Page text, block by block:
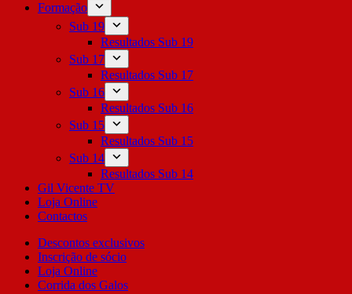
Formação
Sub 19
Resultados Sub 19
Sub 17
Resultados Sub 17
Sub 16
Resultados Sub 16
Sub 15
Resultados Sub 15
Sub 14
Resultados Sub 14
Gil Vicente TV
Loja Online
Contactos
Descontos exclusivos
Inscrição de sócio
Loja Online
Corrida dos Galos